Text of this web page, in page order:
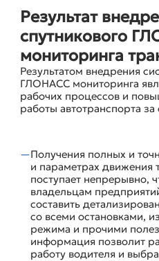
Результат
спутникового
мониторинга
Результатом внедрения
ГЛОНАСС мониторинга
рабочих процессов и
работы автотранспорта за
Получения полных и
и параметрах движения
поступает непрерывно,
владельцам
составить
со всеми остановками,
режима и прочими
информация позволит
работу водителя и